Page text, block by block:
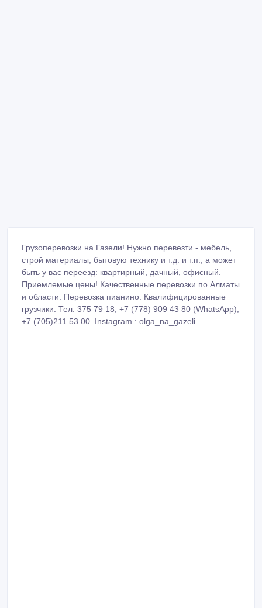
Грузоперевозки на Газели! Нужно перевезти - мебель,
строй материалы, бытовую технику и т.д. и т.п., а может
быть у вас переезд: квартирный, дачный, офисный.
Приемлемые цены! Качественные перевозки по Алматы
и области. Перевозка пианино. Квалифицированные
грузчики. Тел. 375 79 18, +7 (778) 909 43 80 (WhatsApp),
+7 (705)211 53 00. Instagram : olga_na_gazeli